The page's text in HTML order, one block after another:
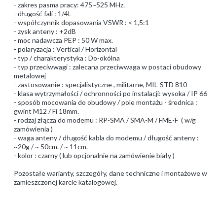
- zakres pasma pracy: 475~525 MHz.
- długość fali : 1/4L
- współczynnik dopasowania VSWR : < 1,5:1
- zysk anteny : +2dB
- moc nadawcza PEP : 50 W max.
- polaryzacja : Vertical / Horizontal
- typ / charakterystyka : Do-okólna
- typ przeciwwagi : zalecana przeciwwaga w postaci obudowy
metalowej
- zastosowanie : specjalistyczne , militarne, MIL-STD 810
- klasa wytrzymałości / ochronności po instalacji: wysoka / IP 66
- sposób mocowania do obudowy / pole montażu - średnica :
gwint M12 / Fi 18mm.
- rodzaj złącza do modemu : RP-SMA / SMA-M / FME-F ( w/g
zamówienia )
- waga anteny / długość kabla do modemu / długość anteny :
~20g / ~ 50cm. / ~ 11cm.
- kolor : czarny ( lub opcjonalnie na zamówienie biały )
Pozostałe warianty, szczegóły, dane techniczne i montażowe w
zamieszczonej karcie katalogowej.